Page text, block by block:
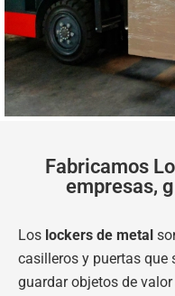
Fabricamos
empresas,
Los lockers de metal
casilleros y puertas
guardar objetos de